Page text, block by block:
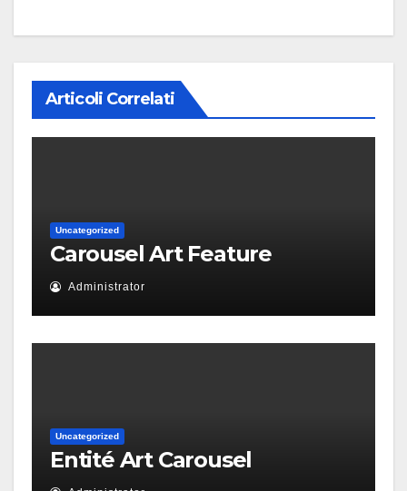
Articoli Correlati
Uncategorized
Carousel Art Feature
Administrator
Uncategorized
Entité Art Carousel